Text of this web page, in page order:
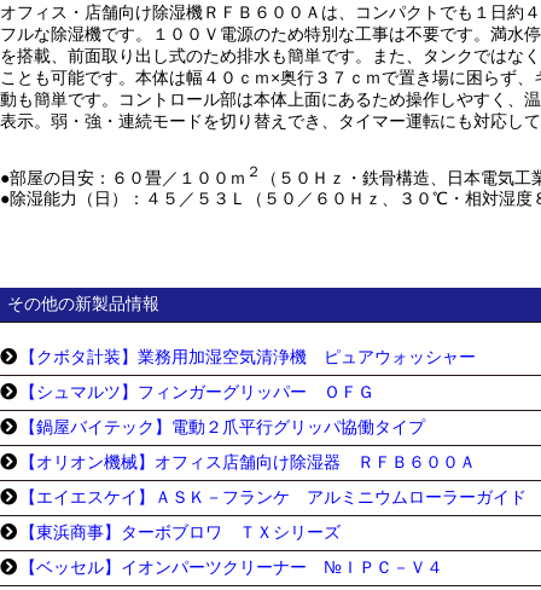
オフィス・店舗向け除湿機ＲＦＢ６００Ａは、コンパクトでも１日約
フルな除湿機です。１００Ｖ電源のため特別な工事は不要です。満水
を搭載、前面取り出し式のため排水も簡単です。また、タンクではな
ことも可能です。本体は幅４０ｃｍ×奥行３７ｃｍで置き場に困らず
動も簡単です。コントロール部は本体上面にあるため操作しやすく、
表示。弱・強・連続モードを切り替えでき、タイマー運転にも対応し
●部屋の目安：６０畳／１００ｍ ２
（５０Ｈｚ・鉄骨構造、日本電気工
●除湿能力（日）：４５／５３Ｌ（５０／６０Ｈｚ、３０℃・相対湿度
その他の新製品情報
【クボタ計装】業務用加湿空気清浄機 ピュアウォッシャー
【シュマルツ】フィンガーグリッパー ＯＦＧ
【鍋屋バイテック】電動２爪平行グリッパ協働タイプ
【オリオン機械】オフィス店舗向け除湿器 ＲＦＢ６００Ａ
【エイエスケイ】ＡＳＫ－フランケ アルミニウムローラーガイド
【東浜商事】ターボブロワ ＴＸシリーズ
【ベッセル】イオンパーツクリーナー №ＩＰＣ－Ｖ４